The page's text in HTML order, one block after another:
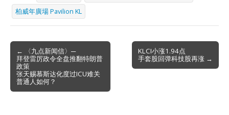
柏威年廣場 Pavilion KL
navigation
← 〈九点新闻信〉─
拜登雷厉政令全盘推翻特朗普
政策
张天赐慕斯达化度过ICU难关
普通人如何？
KLCI小涨1.94点
手套股回弹科技股再涨 →